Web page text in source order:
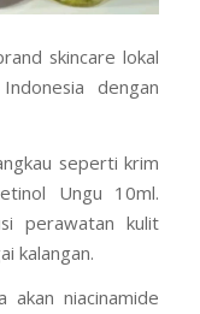
skincare lokal
dengan
seperti krim
Ungu 10ml.
perawatan kulit
kalangan.
akan niacinamide